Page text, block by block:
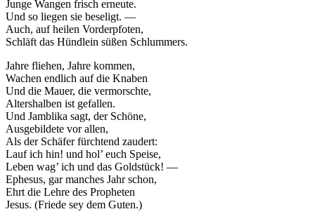
Junge Wangen frisch erneute.
Und so liegen sie beseligt. —
Auch, auf heilen Vorderpfoten,
Schläft das Hündlein süßen Schlummers.
Jahre fliehen, Jahre kommen,
Wachen endlich auf die Knaben
Und die Mauer, die vermorschte,
Altershalben ist gefallen.
Und Jamblika sagt, der Schöne,
Ausgebildete vor allen,
Als der Schäfer fürchtend zaudert:
Lauf ich hin! und hol’ euch Speise,
Leben wag’ ich und das Goldstück! —
Ephesus, gar manches Jahr schon,
Ehrt die Lehre des Propheten
Jesus. (Friede sey dem Guten.)